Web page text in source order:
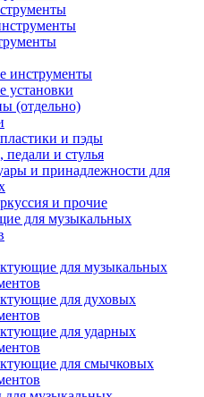
инструменты
установки
(отдельно)
и пэды
педали и стулья
и принадлежности для
и прочие
для музыкальных
для музыкальных
для духовых
для ударных
для смычковых